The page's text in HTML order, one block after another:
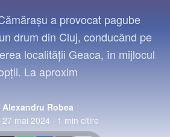
a provocat pagube
drum din Cluj, conducând pe
localității Geaca, în mijlocul
La aproxim
Alexandru Robea
27 mai 2024 · 1 min citire